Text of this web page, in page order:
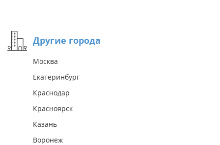
Другие города
Москва
Екатеринбург
Краснодар
Красноярск
Казань
Воронеж